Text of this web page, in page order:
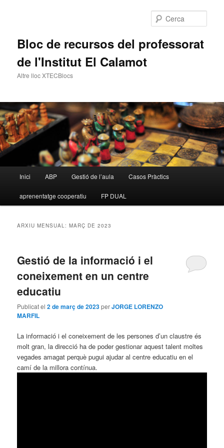
Bloc de recursos del professorat
de l'Institut El Calamot
Altre lloc XTECBlocs
principal
Aneu
al
Aneu
al
Inici ABP Gestió de l’aula Casos Pràctics
aprenentatge cooperatiu FP DUAL
ARXIU MENSUAL:MARÇ DE 2023
Gestió de la informació i el
coneixement en un centre
educatiu
Publicat el2 de març de 2023perJORGE LORENZO
MARFIL
La informació i el coneixement de les persones d’un claustre és
molt gran, la direcció ha de poder gestionar aquest talent moltes
vegades amagat perquè pugui ajudar al centre educatiu en el
camí de la millora contínua.